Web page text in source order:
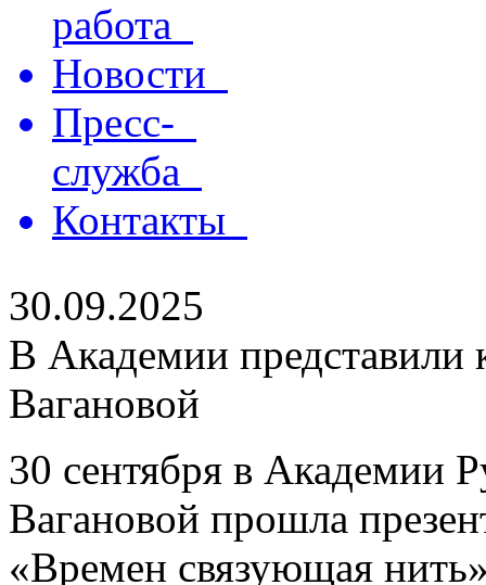
работа
Новости
Пресс-
служба
Контакты
30.09.2025
В Академии
Вагановой
30 сентября в Академии
Вагановой прошла
«Времен связующая